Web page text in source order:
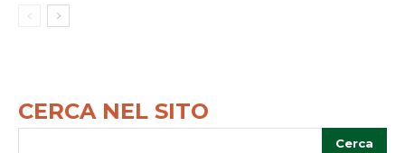
CERCA NEL SITO